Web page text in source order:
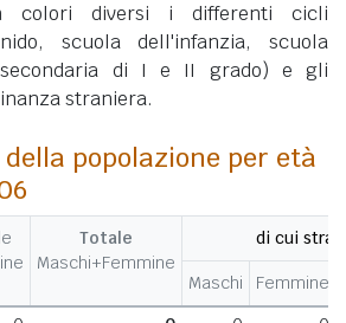
colori diversi i differenti cicli
scuola dell'infanzia, scuola
di I e II grado) e gli
straniera.
popolazione per età
Totale
Maschi+Femmine
di cui
Maschi Femmine